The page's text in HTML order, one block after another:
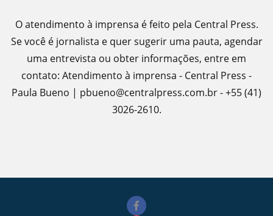
O atendimento à imprensa é feito pela Central Press.
Se você é jornalista e quer sugerir uma pauta, agendar
uma entrevista ou obter informações, entre em
contato: Atendimento à imprensa - Central Press -
Paula Bueno | pbueno@centralpress.com.br - +55 (41)
3026-2610.